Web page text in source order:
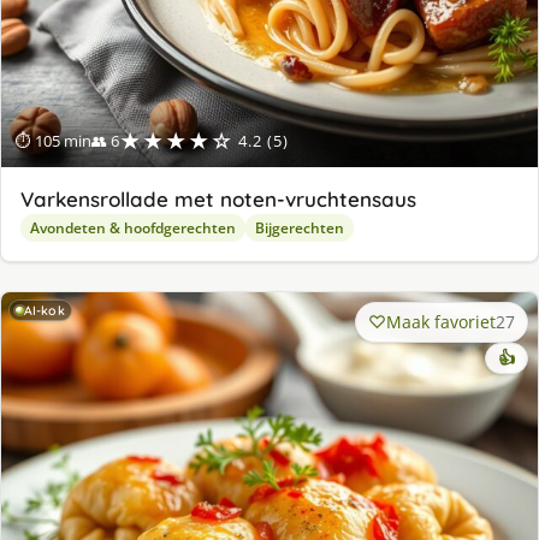
⏱ 105 min👥 6★★★★☆ 4.2 (5)
Varkensrollade met noten-vruchtensaus
Avondeten & hoofdgerechten Bijgerechten
AI-kok Maak favoriet27
👍